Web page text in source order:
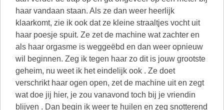
haar vandaan staan. Als ze dan weer heerlijk
klaarkomt, zie ik ook dat ze kleine straaltjes vocht uit
haar poesje spuit. Ze zet de machine wat zachter en
als haar orgasme is weggeëbd en dan weer opnieuw
wil beginnen. Zeg ik tegen haar zo dit is jouw grootste
geheim, nu weet ik het eindelijk ook . Ze doet
verschrikt haar ogen open, zet de machine uit en zegt
wat doe jij hier, je zou vanavond toch bij je vriendin
blijven . Dan begin ik weer te huilen en zeg snotterend